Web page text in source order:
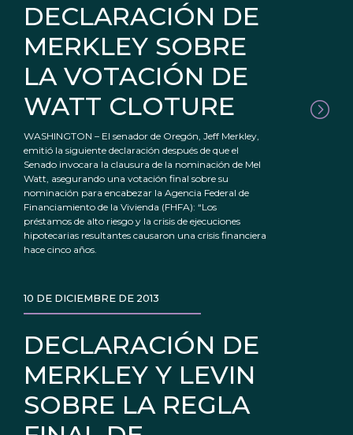
DECLARACIÓN DE
MERKLEY SOBRE
LA VOTACIÓN DE
WATT CLOTURE
WASHINGTON – El senador de Oregón, Jeff Merkley,
emitió la siguiente declaración después de que el
Senado invocara la clausura de la nominación de Mel
Watt, asegurando una votación final sobre su
nominación para encabezar la Agencia Federal de
Financiamiento de la Vivienda (FHFA): “Los
préstamos de alto riesgo y la crisis de ejecuciones
hipotecarias resultantes causaron una crisis financiera
hace cinco años.
DECLARACIÓN DE
MERKLEY Y LEVIN
SOBRE LA REGLA
10 DE DICIEMBRE DE 2013